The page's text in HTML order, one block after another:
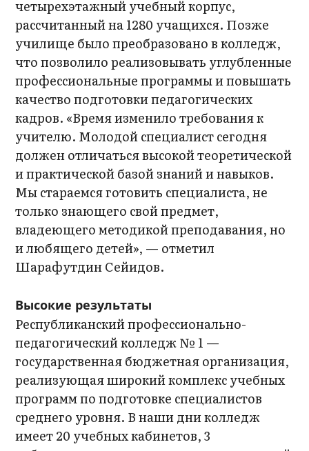
четырехэтажный учебный корпус,
рассчитанный на 1280 учащихся. Позже
училище было преобразовано в колледж,
что позволило реализовывать углубленные
профессиональные программы и повышать
качество подготовки педагогических
кадров. «Время изменило требования к
учителю. Молодой специалист сегодня
должен отличаться высокой теоретической
и практической базой знаний и навыков.
Мы стараемся готовить специалиста, не
только знающего свой предмет,
владеющего методикой преподавания, но
и любящего детей», — отметил
Шарафутдин Сейидов.
Высокие результаты
Республиканский профессионально-
педагогический колледж № 1 —
государственная бюджетная организация,
реализующая широкий комплекс учебных
программ по подготовке специалистов
среднего уровня. В наши дни колледж
имеет 20 учебных кабинетов, 3